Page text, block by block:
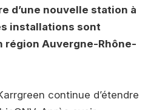
d’une nouvelle station à
installations sont
région Auvergne-Rhône-
continue d’étendre